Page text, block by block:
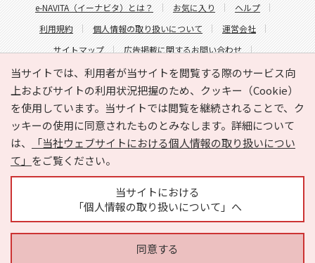
当サイトでは、利用者が当サイトを閲覧する際のサービス向
上およびサイトの利用状況把握のため、クッキー（Cookie）
を使用しています。当サイトでは閲覧を継続されることで、ク
ッキーの使用に同意されたものとみなします。詳細について
は、
「当社ウェブサイトにおける個人情報の取り扱いについ
て」 をご覧ください。
当サイトにおける
「個人情報の取り扱いについて」へ
同意する
e-NAVITA（イーナビタ）とは？ お気に入り
ヘルプ
利用規約
個人情報の取り扱いについて
運営会社
サイトマップ
広告掲載に関するお問い合わせ
サイトの内容に関するお問い合わせ
Copyright © HYOJITO.Co.,Ltd. All Rights Reserved.